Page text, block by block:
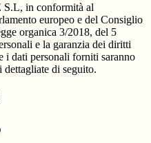
in conformità al
europeo e del Consiglio
organica 3/2018, del 5
e la garanzia dei diritti
dati personali forniti saranno
di seguito.